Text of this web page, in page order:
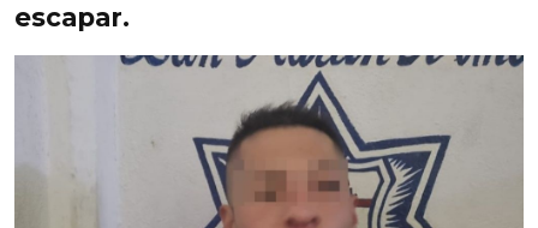
escapar.